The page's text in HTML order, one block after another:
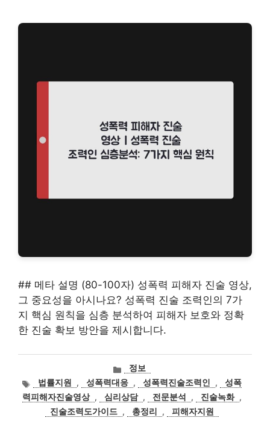
## 메타 설명 (80-100자) 성폭력 피해자 진술 영상,
그 중요성을 아시나요? 성폭력 진술 조력인의 7가
지 핵심 원칙을 심층 분석하여 피해자 보호와 정확
한 진술 확보 방안을 제시합니다.
카
테
고
리
정보
태
그
법률지원 , 성폭력대응 , 성폭력진술조력인 ,
성폭
력피해자진술영상 , 심리상담 , 전문분석 , 진술녹화 ,
진술조력도가이드 , 총정리 , 피해자지원